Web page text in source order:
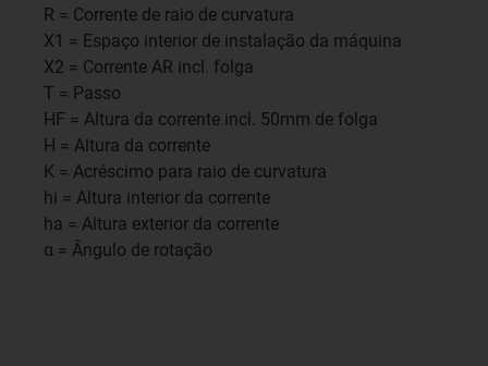
R = Corrente de raio de curvatura
X1 = Espaço interior de instalação da máquina
X2 = Corrente AR incl. folga
T = Passo
HF = Altura da corrente incl. 50mm de folga
H = Altura da corrente
K = Acréscimo para raio de curvatura
hi = Altura interior da corrente
ha = Altura exterior da corrente
α = Ângulo de rotação